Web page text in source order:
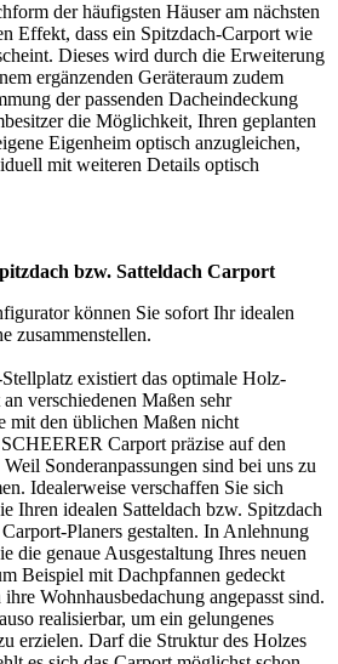
der häufigsten Häuser am nächsten
Effekt, dass ein Spitzdach-Carport wie
Dieses wird durch die Erweiterung
ergänzenden Geräteraum zudem
der passenden Dacheindeckung
die Möglichkeit, Ihren geplanten
Eigenheim optisch anzugleichen,
mit weiteren Details optisch
bzw. Satteldach Carport
können Sie sofort Ihr idealen
zusammenstellen.
existiert das optimale Holz-
verschiedenen Maßen sehr
mit den üblichen Maßen nicht
Carport präzise auf den
Sonderanpassungen sind bei uns zu
Idealerweise verschaffen Sie sich
Ihren idealen Satteldach bzw. Spitzdach
Planers gestalten. In Anlehnung
die genaue Ausgestaltung Ihres neuen
Beispiel mit Dachpfannen gedeckt
Wohnhausbedachung angepasst sind.
realisierbar, um ein gelungenes
erzielen. Darf die Struktur des Holzes